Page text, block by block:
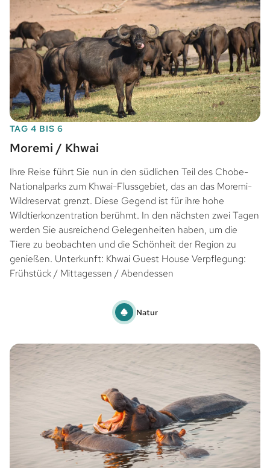
TAG 4 BIS 6
Moremi / Khwai
Ihre Reise führt Sie nun in den südlichen Teil des Chobe-
Nationalparks zum Khwai-Flussgebiet, das an das Moremi-
Wildreservat grenzt. Diese Gegend ist für ihre hohe
Wildtierkonzentration berühmt. In den nächsten zwei Tagen
werden Sie ausreichend Gelegenheiten haben, um die
Tiere zu beobachten und die Schönheit der Region zu
genießen. Unterkunft: Khwai Guest House Verpflegung:
Frühstück / Mittagessen / Abendessen
Natur